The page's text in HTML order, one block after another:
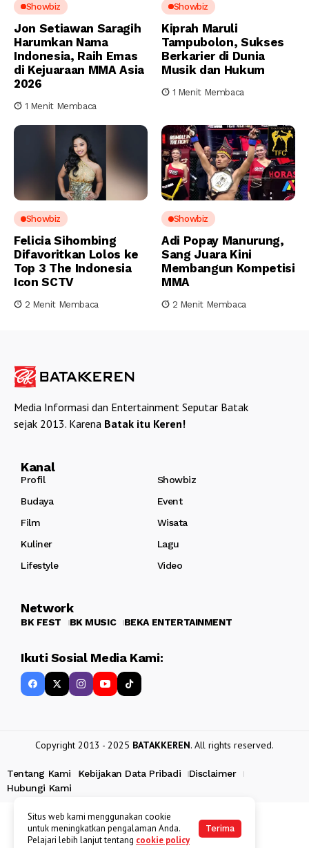
Showbiz
Jon Setiawan Saragih
Harumkan Nama
Indonesia, Raih Emas
di Kejuaraan MMA Asia
2026
1 Menit Membaca
Showbiz
Kiprah Maruli
Tampubolon, Sukses
Berkarier di Dunia
Musik dan Hukum
1 Menit Membaca
Showbiz
Felicia Sihombing
Difavoritkan Lolos ke
Top 3 The Indonesia
Icon SCTV
2 Menit Membaca
Showbiz
Adi Popay Manurung,
Sang Juara Kini
Membangun Kompetisi
MMA
2 Menit Membaca
Media Informasi dan Entertainment Seputar Batak
sejak 2013. Karena Batak itu Keren!
Kanal
Profil
Showbiz
Budaya
Event
Film
Wisata
Kuliner
Lagu
Lifestyle
Video
Network
BK FEST BK MUSIC BEKA ENTERTAINMENT
Ikuti Sosial Media Kami:
Copyright 2013 - 2025 BATAKKEREN. All rights reserved.
Tentang Kami Kebijakan Data Pribadi
Disclaimer
Hubungi Kami
Situs web kami menggunakan cookie
untuk meningkatkan pengalaman Anda.
Pelajari lebih lanjut tentang cookie policy
Terima